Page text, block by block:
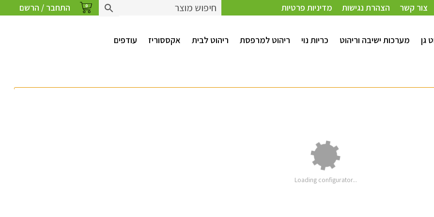
התחבר / הרשם 0 צור קשר הצהרת נגישות מדיניות פרטיות
גן מערכות ישיבה וריהוט כריות נוי ריהוט למרפסת ריהוט לבית אקססוריז עודפים
Loading configurator...